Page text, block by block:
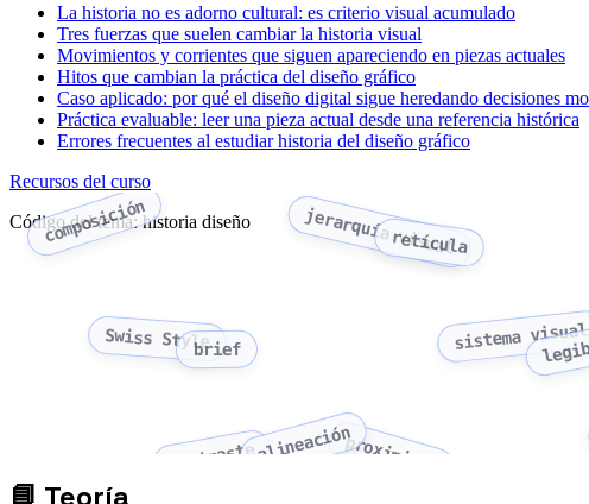
La historia no es adorno cultural: es criterio visual acumulado
Tres fuerzas que suelen cambiar la historia visual
Movimientos y corrientes que siguen apareciendo en piezas actuales
Hitos que cambian la práctica del diseño gráfico
Caso aplicado: por qué el diseño digital sigue heredando decisiones
Práctica evaluable: leer una pieza actual desde una referencia histórica
Errores frecuentes al estudiar historia del diseño gráfico
Recursos del curso
Código del tema: historia diseño
composición jerarquía visual
retícula
Swiss Stylebrief sistema visual
contrastealineaciónproximidad
📘 Teoría